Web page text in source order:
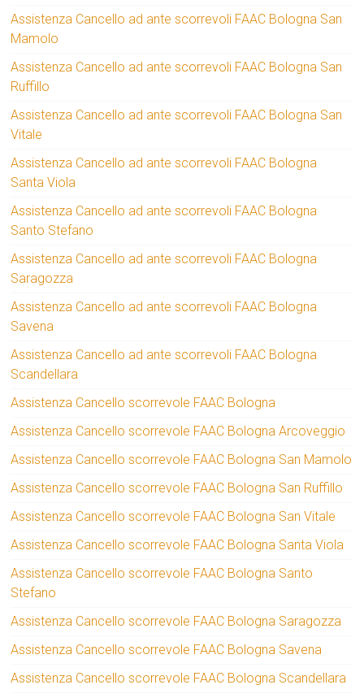
Assistenza Cancello ad ante scorrevoli FAAC Bologna San
Mamolo
Assistenza Cancello ad ante scorrevoli FAAC Bologna San
Ruffillo
Assistenza Cancello ad ante scorrevoli FAAC Bologna San
Vitale
Assistenza Cancello ad ante scorrevoli FAAC Bologna
Santa Viola
Assistenza Cancello ad ante scorrevoli FAAC Bologna
Santo Stefano
Assistenza Cancello ad ante scorrevoli FAAC Bologna
Saragozza
Assistenza Cancello ad ante scorrevoli FAAC Bologna
Savena
Assistenza Cancello ad ante scorrevoli FAAC Bologna
Scandellara
Assistenza Cancello scorrevole FAAC Bologna
Assistenza Cancello scorrevole FAAC Bologna Arcoveggio
Assistenza Cancello scorrevole FAAC Bologna San Mamolo
Assistenza Cancello scorrevole FAAC Bologna San Ruffillo
Assistenza Cancello scorrevole FAAC Bologna San Vitale
Assistenza Cancello scorrevole FAAC Bologna Santa Viola
Assistenza Cancello scorrevole FAAC Bologna Santo
Stefano
Assistenza Cancello scorrevole FAAC Bologna Saragozza
Assistenza Cancello scorrevole FAAC Bologna Savena
Assistenza Cancello scorrevole FAAC Bologna Scandellara